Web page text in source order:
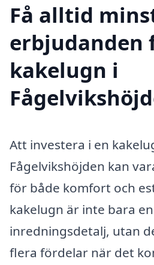
Få alltid
erbjudanden
kakelugn i
Att investera i en
Fågelvikshöjden kan
för både komfort och
kakelugn är inte bara
inredningsdetalj, utan
flera fördelar när det